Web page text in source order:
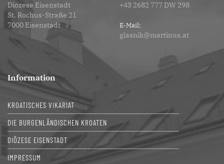
Diözese Eisenstadt
St. Rochus-Straße 21
7000 Eisenstadt
+43 2682 777 DW 298
E-Mail:
glasnik@martinus.at
Information
KROATISCHES VIKARIAT
DIE BURGENLÄNDISCHEN KROATEN
DIÖZESE EISENSTADT
IMPRESSUM